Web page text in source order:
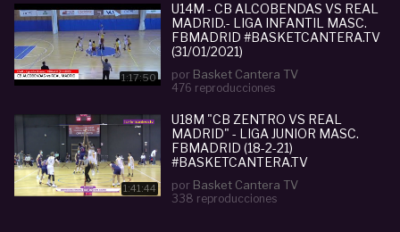
1:17:50
U14M - CB ALCOBENDAS VS REAL
MADRID.- LIGA INFANTIL MASC.
FBMADRID #BASKETCANTERA.TV
(31/01/2021)
por Basket Cantera TV
476 reproducciones
1:41:44
U18M "CB ZENTRO VS REAL
MADRID" - LIGA JUNIOR MASC.
FBMADRID (18-2-21)
#BASKETCANTERA.TV
por Basket Cantera TV
338 reproducciones